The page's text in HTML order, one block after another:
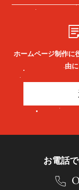
ホームページ制作に
由
お電話